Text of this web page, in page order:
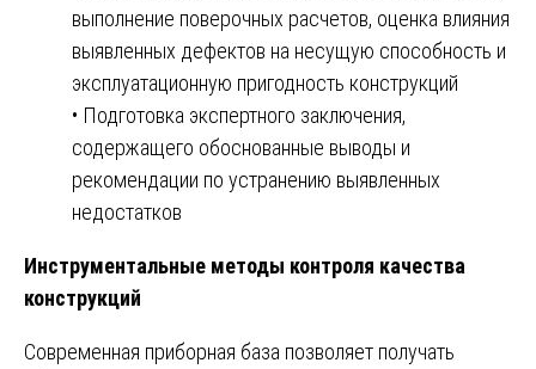
выполнение поверочных расчетов, оценка влияния
выявленных дефектов на несущую способность и
эксплуатационную пригодность конструкций
• Подготовка экспертного заключения,
содержащего обоснованные выводы и
рекомендации по устранению выявленных
недостатков
Инструментальные методы контроля качества
конструкций
Современная приборная база позволяет получать